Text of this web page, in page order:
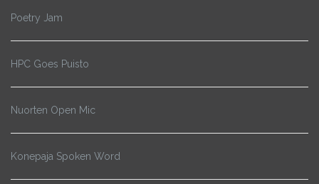
Poetry Jam
HPC Goes Puisto
Nuorten Open Mic
Konepaja Spoken Word